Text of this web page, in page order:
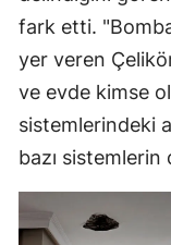
fark etti.
yer veren
ve evde kimse
sistemlerindeki
bazı sistemlerin